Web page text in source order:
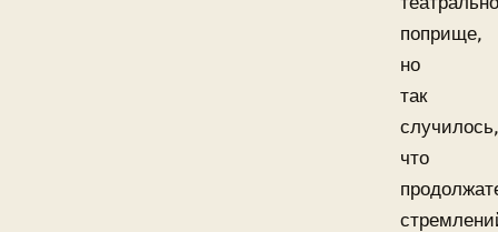
поприще,
но
так
случилось,
что